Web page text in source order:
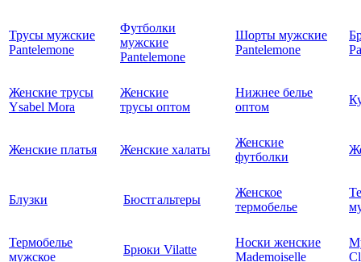
Трусы мужские
Pantelemone
Футболки
мужские
Pantelemone
Шорты мужские
Pantelemone
Женские трусы
Ysabel Mora
Женские
трусы оптом
Нижнее белье
оптом
Женские платья Женские халаты
Женские
футболки
Блузки Бюстгальтеры
Женское
термобелье
Термобелье
мужское
Брюки Vilatte
Носки женские
Mademoiselle